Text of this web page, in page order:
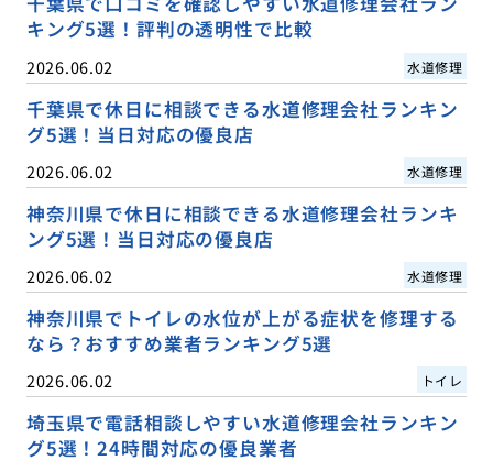
キング5選！評判の透明性で比較
2026.06.02 水道修理
千葉県で休日に相談できる水道修理会社ランキン
グ5選！当日対応の優良店
2026.06.02 水道修理
神奈川県で休日に相談できる水道修理会社ランキ
ング5選！当日対応の優良店
2026.06.02 水道修理
神奈川県でトイレの水位が上がる症状を修理する
なら？おすすめ業者ランキング5選
2026.06.02 トイレ
埼玉県で電話相談しやすい水道修理会社ランキン
グ5選！24時間対応の優良業者